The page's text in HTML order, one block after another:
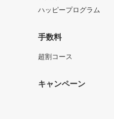
ハッピープログラム
手数料
超割コース
キャンペーン